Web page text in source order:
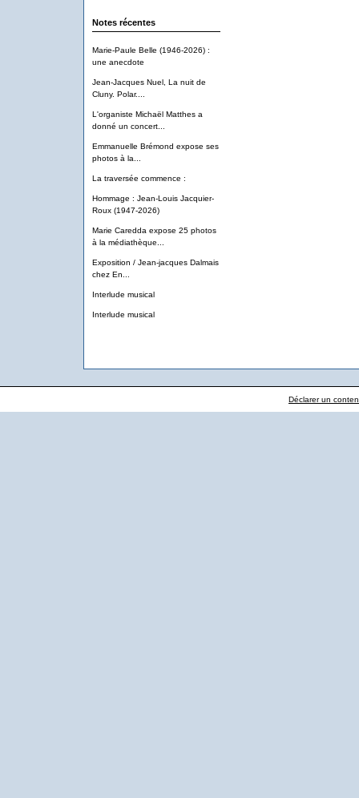
Notes récentes
Marie-Paule Belle (1946-2026) :
une anecdote
Jean-Jacques Nuel, La nuit de
Cluny. Polar....
L'organiste Michaël Matthes a
donné un concert...
Emmanuelle Brémond expose ses
photos à la...
La traversée commence :
Hommage : Jean-Louis Jacquier-
Roux (1947-2026)
Marie Caredda expose 25 photos
à la médiathèque...
Exposition / Jean-jacques Dalmais
chez En...
Interlude musical
Interlude musical
Déclarer un